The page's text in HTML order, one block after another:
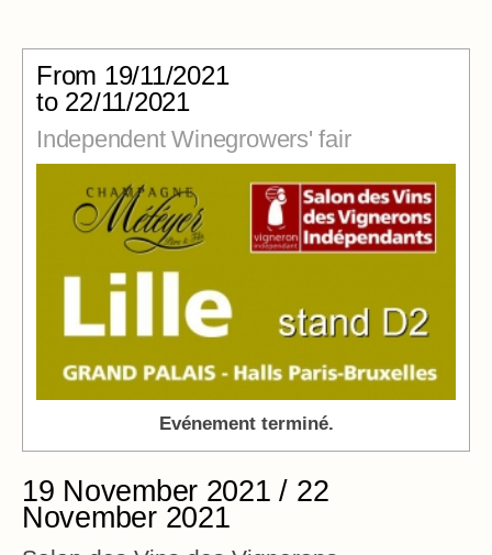
From 19/11/2021
to 22/11/2021
Independent Winegrowers' fair
Evénement terminé.
19 November 2021 / 22
November 2021